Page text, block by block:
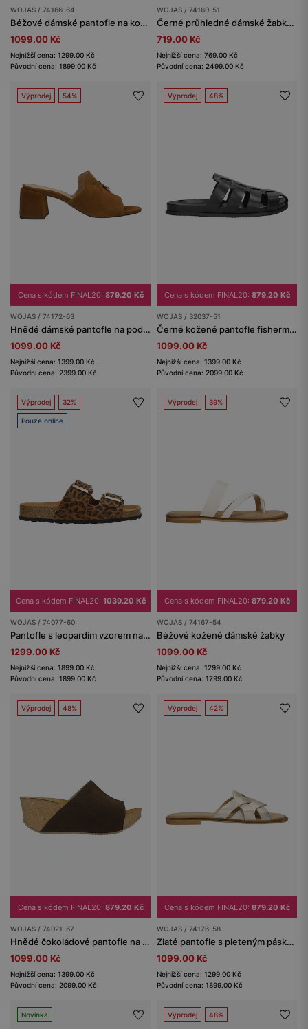
WOJAS / 74166-64
Béžové dámské pantofle na korkovém podpatku
1099.00 Kč
Nejnižší cena: 1299.00 Kč
Původní cena: 1899.00 Kč
WOJAS / 74160-51
Černé průhledné dámské žabky se zlatou přezkou
719.00 Kč
Nejnižší cena: 769.00 Kč
Původní cena: 2499.00 Kč
Výprodej 54%
Cena s kódem FINAL20: 879.20 Kč
WOJAS / 74172-63
Hnědé dámské pantofle na podpatku ze štípenky
1099.00 Kč
Nejnižší cena: 1399.00 Kč
Původní cena: 2399.00 Kč
Výprodej 48%
Cena s kódem FINAL20: 879.20 Kč
WOJAS / 32037-51
Černé kožené pantofle fisherman pro muže
1099.00 Kč
Nejnižší cena: 1399.00 Kč
Původní cena: 2099.00 Kč
Výprodej 32%
Pouze online
Cena s kódem FINAL20: 1039.20 Kč
WOJAS / 74077-60
Pantofle s leopardím vzorem na korkové podrážce
1299.00 Kč
Nejnižší cena: 1899.00 Kč
Původní cena: 1899.00 Kč
Výprodej 39%
Cena s kódem FINAL20: 879.20 Kč
WOJAS / 74167-54
Béžové kožené dámské žabky
1099.00 Kč
Nejnižší cena: 1299.00 Kč
Původní cena: 1799.00 Kč
Výprodej 48%
Cena s kódem FINAL20: 879.20 Kč
WOJAS / 74021-67
Hnědé čokoládové pantofle na klínku
1099.00 Kč
Nejnižší cena: 1399.00 Kč
Původní cena: 2099.00 Kč
Výprodej 42%
Cena s kódem FINAL20: 879.20 Kč
WOJAS / 74176-58
Zlaté pantofle s pleteným páskem
1099.00 Kč
Nejnižší cena: 1299.00 Kč
Původní cena: 1899.00 Kč
Novinka Výprodej 48%